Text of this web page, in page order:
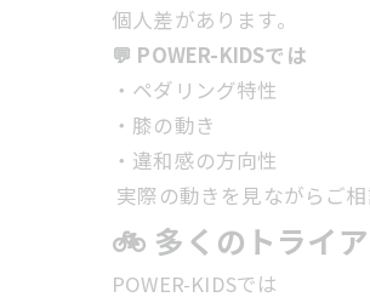
個人差があります。
💬 POWER-KIDSでは
・ペダリング特性
・膝の動き
・違和感の方向性
実際の動きを見ながらご相
🚲 多くのトライ
POWER-KIDSでは